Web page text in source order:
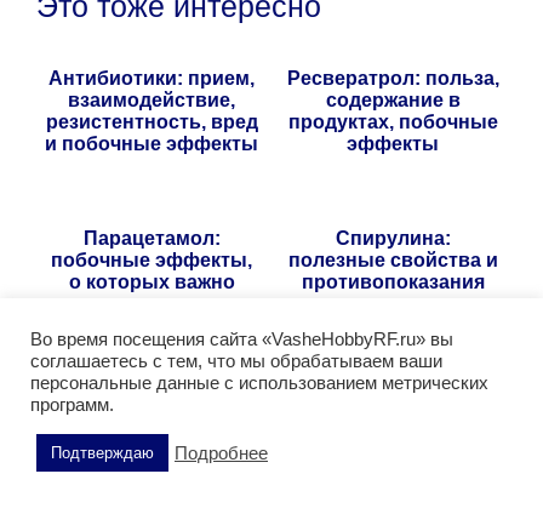
Антибиотики: прием,
взаимодействие,
резистентность, вред
и побочные эффекты
Ресвератрол: польза,
содержание в
продуктах, побочные
эффекты
Парацетамол:
побочные эффекты,
о которых важно
Спирулина:
полезные свойства и
противопоказания
Какой магний лучше?
Как выбрать форму
правильно
Действие коэнзима
Во время посещения сайта «VasheHobbyRF.ru» вы
соглашаетесь с тем, что мы обрабатываем ваши
персональные данные с использованием метрических
программ.
Подтверждаю Подробнее